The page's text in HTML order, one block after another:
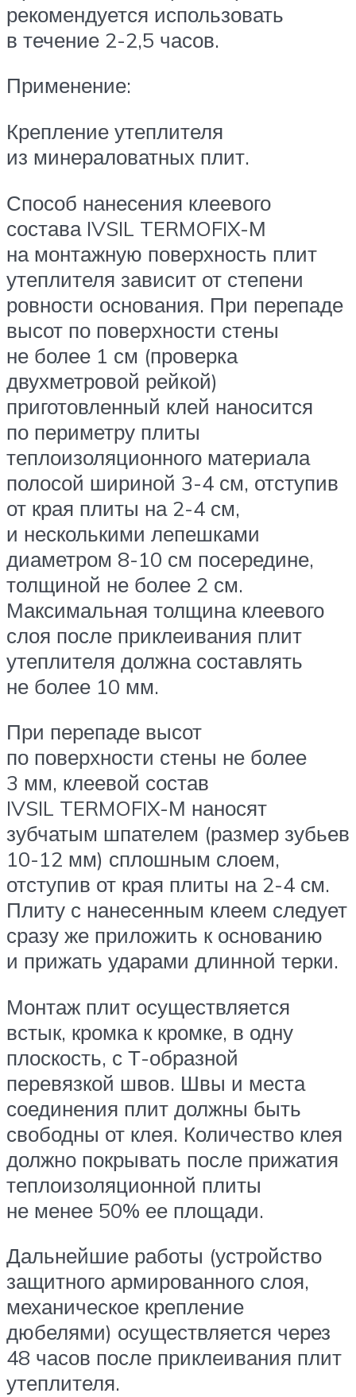
рекомендуется использовать
в течение 2-2,5 часов.
Применение:
Крепление утеплителя
из минераловатных плит.
Способ нанесения клеевого
состава IVSIL TERMOFIX-М
на монтажную поверхность плит
утеплителя зависит от степени
ровности основания. При перепаде
высот по поверхности стены
не более 1 см (проверка
двухметровой рейкой)
приготовленный клей наносится
по периметру плиты
теплоизоляционного материала
полосой шириной 3-4 см, отступив
от края плиты на 2-4 см,
и несколькими лепешками
диаметром 8-10 см посередине,
толщиной не более 2 см.
Максимальная толщина клеевого
слоя после приклеивания плит
утеплителя должна составлять
не более 10 мм.
При перепаде высот
по поверхности стены не более
3 мм, клеевой состав
IVSIL TERMOFIX-М наносят
зубчатым шпателем (размер зубьев
10-12 мм) сплошным слоем,
отступив от края плиты на 2-4 см.
Плиту с нанесенным клеем следует
сразу же приложить к основанию
и прижать ударами длинной терки.
Монтаж плит осуществляется
встык, кромка к кромке, в одну
плоскость, с Т-образной
перевязкой швов. Швы и места
соединения плит должны быть
свободны от клея. Количество клея
должно покрывать после прижатия
теплоизоляционной плиты
не менее 50% ее площади.
Дальнейшие работы (устройство
защитного армированного слоя,
механическое крепление
дюбелями) осуществляется через
48 часов после приклеивания плит
утеплителя.